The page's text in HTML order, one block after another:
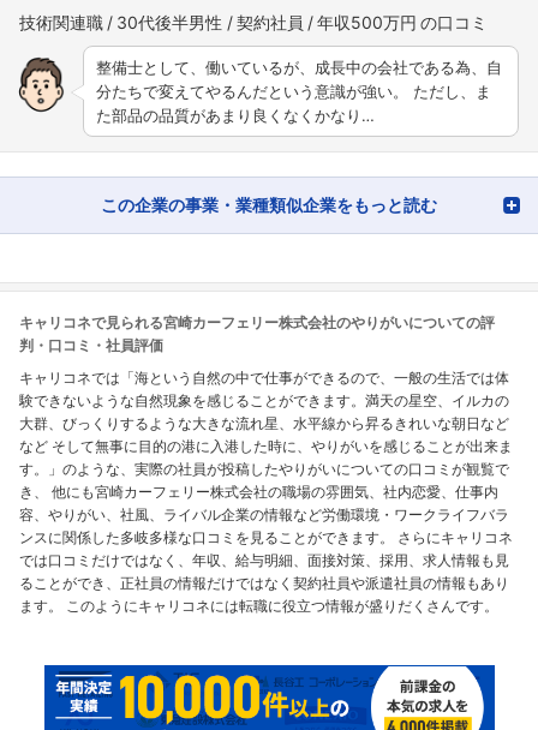
技術関連職 30代後半男性 契約社員 年収500万円
整備士として、働いているが、成長中の会社である為、自
分たちで変えてやるんだという意識が強い。 ただし、ま
た部品の品質があまり良くなくかなり…
この企業の事業・業種類似企業をもっと読む
キャリコネで見られる宮崎カーフェリー株式会社のやりがいについての評
判・口コミ・社員評価
キャリコネでは「海という自然の中で仕事ができるので、一般の生活では体
験できないような自然現象を感じることができます。満天の星空、イルカの
大群、びっくりするような大きな流れ星、水平線から昇るきれいな朝日など
など そして無事に目的の港に入港した時に、やりがいを感じることが出来ま
す。」のような、実際の社員が投稿したやりがいについての口コミが観覧で
き、 他にも宮崎カーフェリー株式会社の職場の雰囲気、社内恋愛、仕事内
容、やりがい、社風、ライバル企業の情報など労働環境・ワークライフバラ
ンスに関係した多岐多様な口コミを見ることができます。 さらにキャリコネ
では口コミだけではなく、年収、給与明細、面接対策、採用、求人情報も見
ることができ、正社員の情報だけではなく契約社員や派遣社員の情報もあり
ます。 このようにキャリコネには転職に役立つ情報が盛りだくさんです。